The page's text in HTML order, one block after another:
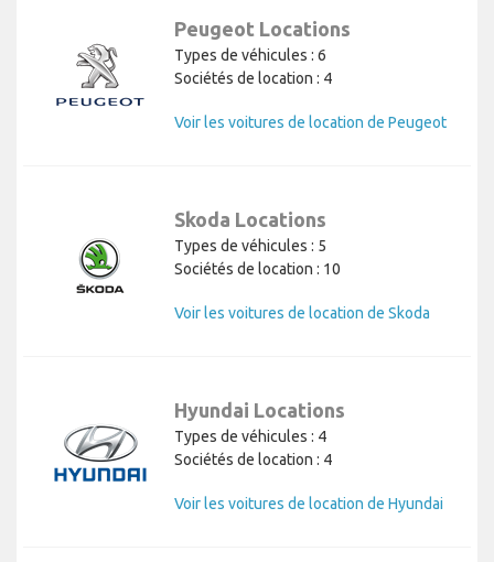
Peugeot Locations
Types de véhicules : 6
Sociétés de location : 4
Voir les voitures de location de Peugeot
Skoda Locations
Types de véhicules : 5
Sociétés de location : 10
Voir les voitures de location de Skoda
Hyundai Locations
Types de véhicules : 4
Sociétés de location : 4
Voir les voitures de location de Hyundai